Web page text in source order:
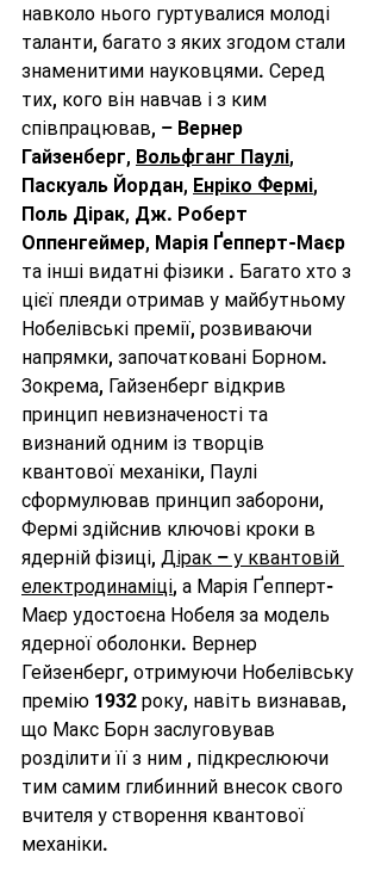
навколо нього гуртувалися молоді
таланти, багато з яких згодом стали
знаменитими науковцями. Серед
тих, кого він навчав і з ким
співпрацював, – Вернер
Гайзенберг, Вольфганг Паулі,
Паскуаль Йордан, Енріко Фермі,
Поль Дірак, Дж. Роберт
Оппенгеймер, Марія Ґепперт-Маєр
та інші видатні фізики . Багато хто з
цієї плеяди отримав у майбутньому
Нобелівські премії, розвиваючи
напрямки, започатковані Борном.
Зокрема, Гайзенберг відкрив
принцип невизначеності та
визнаний одним із творців
квантової механіки, Паулі
сформулював принцип заборони,
Фермі здійснив ключові кроки в
ядерній фізиці, Дірак – у квантовій
електродинаміці, а Марія Ґепперт-
Маєр удостоєна Нобеля за модель
ядерної оболонки. Вернер
Гейзенберг, отримуючи Нобелівську
премію 1932 року, навіть визнавав,
що Макс Борн заслуговував
розділити її з ним , підкреслюючи
тим самим глибинний внесок свого
вчителя у створення квантової
механіки.